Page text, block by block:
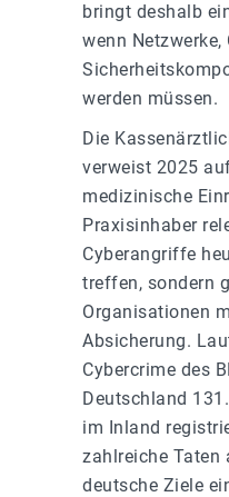
bringt deshalb
wenn Netzwerke,
werden müssen.
Die
verweist 2025
medizinische
Praxisinhaber
Cyberangriffe
treffen, sondern
Organisationen
Absicherung.
Cybercrime des
Deutschland
im Inland
zahlreiche Taten
deutsche Ziele